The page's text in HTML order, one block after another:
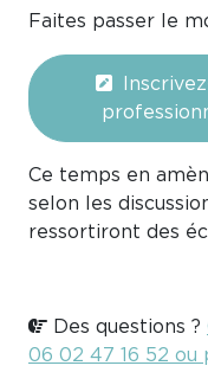
Faites passer le
Ce temps en
selon les
ressortiront des
Des questions ?
06 02 47 16 52 ou